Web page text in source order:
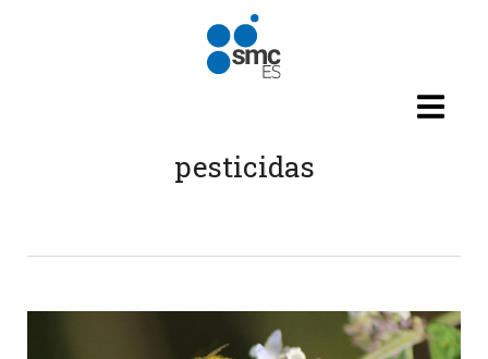
Pasar al contenido principal
pesticidas